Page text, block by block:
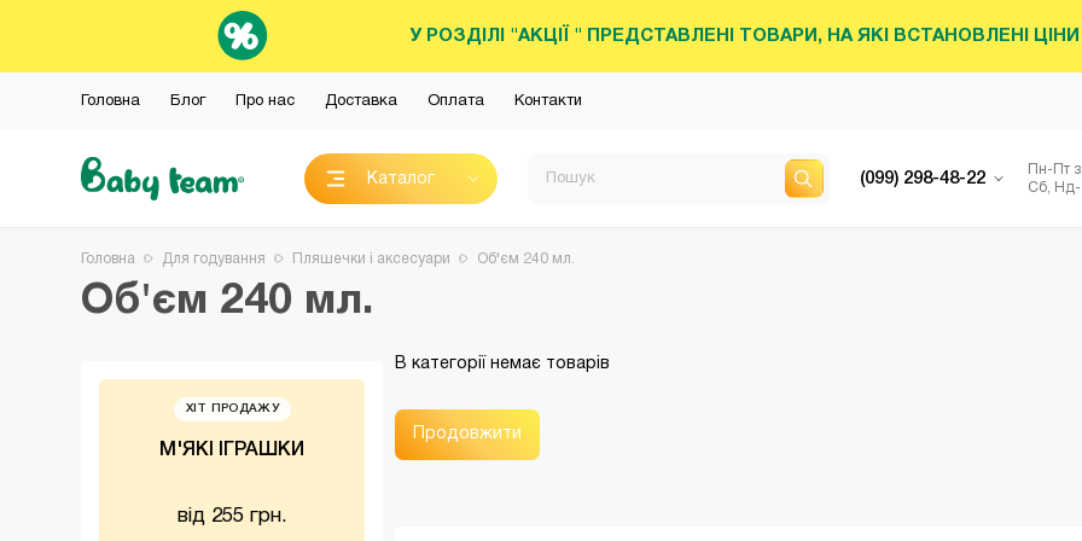
У РОЗДІЛІ "АКЦІЇ " ПРЕДСТАВЛЕНІ ТОВАРИ, НА ЯКІ ВСТАНОВЛЕНІ
Головна Блог Про нас Доставка Оплата Контакти
Каталог (099) 298-48-22
Пн-Пт
Сб, Нд-
Головна Для годування Пляшечки і аксесуари Об'єм 240 мл.
Об'єм 240 мл.
ХІТ ПРОДАЖУ
М'ЯКІ ІГРАШКИ
від 255 грн.
ЗАВЖДИ ПОТРІБНО
ПОЇЛЬНИКИ
В категорії немає товарів
Продовжити